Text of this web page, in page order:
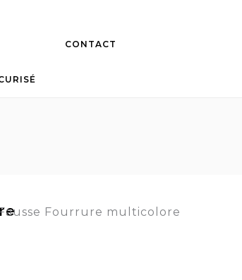
CONTACT
Fourrure multicolore